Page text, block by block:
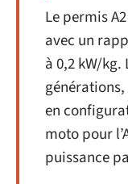
Le permis
avec un
à 0,2 kW/kg.
en
moto pour
puissance